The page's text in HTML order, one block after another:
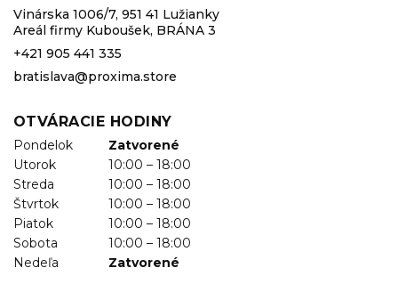
Vinárska 1006/7, 951 41 Lužianky
Areál firmy Kuboušek, BRÁNA 3
+421 905 441 335
bratislava@proxima.store
OTVÁRACIE HODINY
Pondelok
Zatvorené
Utorok
10:00 – 18:00
Streda
10:00 – 18:00
Štvrtok
10:00 – 18:00
Piatok
10:00 – 18:00
Sobota
10:00 – 18:00
Nedeľa
Zatvorené